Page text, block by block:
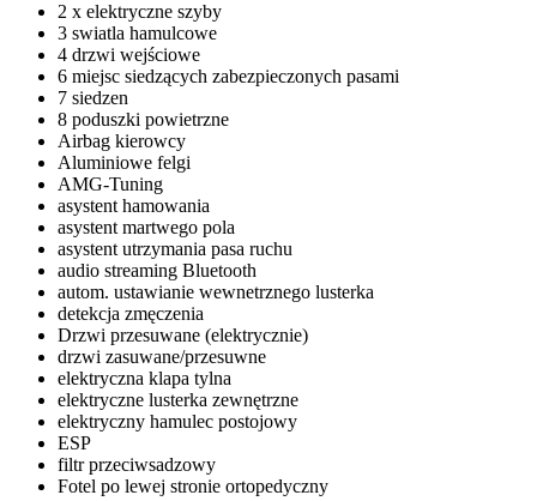
2 x elektryczne szyby
3 swiatla hamulcowe
4 drzwi wejściowe
6 miejsc siedzących zabezpieczonych pasami
7 siedzen
8 poduszki powietrzne
Airbag kierowcy
Aluminiowe felgi
AMG-Tuning
asystent hamowania
asystent martwego pola
asystent utrzymania pasa ruchu
audio streaming Bluetooth
autom. ustawianie wewnetrznego lusterka
detekcja zmęczenia
Drzwi przesuwane (elektrycznie)
drzwi zasuwane/przesuwne
elektryczna klapa tylna
elektryczne lusterka zewnętrzne
elektryczny hamulec postojowy
ESP
filtr przeciwsadzowy
Fotel po lewej stronie ortopedyczny